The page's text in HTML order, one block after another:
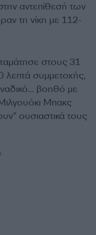
αντεπίθεσή των
τη νίκη με 112-
στους 31
λεπτά συμμετοχής,
βοηθό με
Μπακς
ουσιαστικά τους